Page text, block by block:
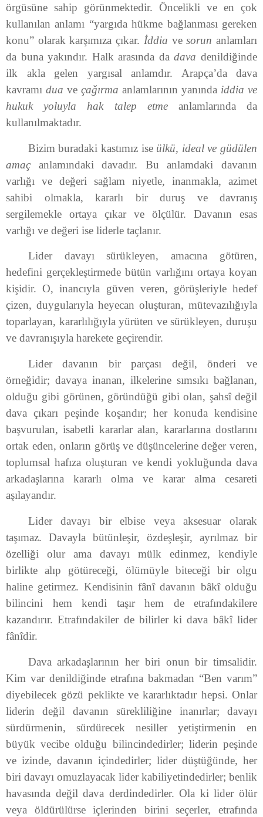
örgüsüne sahip görünmektedir. Öncelikli ve en çok
kullanılan anlamı “yargıda hükme bağlanması gereken
konu” olarak karşımıza çıkar. İddia vesorun anlamları
da buna yakındır. Halk arasında dadava denildiğinde
ilk akla gelen yargısal anlamdır. Arapça’da dava
kavramı dua ve çağırma anlamlarının yanında iddia ve
hukuk yoluyla hak talep etmeanlamlarında da
kullanılmaktadır.
Bizim buradaki kastımız iseülkü, ideal ve güdülen
amaç anlamındaki davadır. Bu anlamdaki davanın
varlığı ve değeri sağlam niyetle, inanmakla, azimet
sahibi olmakla, kararlı bir duruş ve davranış
sergilemekle ortaya çıkar ve ölçülür. Davanın esas
varlığı ve değeri ise liderle taçlanır.
Lider davayı sürükleyen, amacına götüren,
hedefini gerçekleştirmede bütün varlığını ortaya koyan
kişidir. O, inancıyla güven veren, görüşleriyle hedef
çizen, duygularıyla heyecan oluşturan, mütevazılığıyla
toparlayan, kararlılığıyla yürüten ve sürükleyen, duruşu
ve davranışıyla harekete geçirendir.
Lider davanın bir parçası değil, önderi ve
örneğidir; davaya inanan, ilkelerine sımsıkı bağlanan,
olduğu gibi görünen, göründüğü gibi olan, şahsî değil
dava çıkarı peşinde koşandır; her konuda kendisine
başvurulan, isabetli kararlar alan, kararlarına dostlarını
ortak eden, onların görüş ve düşüncelerine değer veren,
toplumsal hafıza oluşturan ve kendi yokluğunda dava
arkadaşlarına kararlı olma ve karar alma cesareti
aşılayandır.
Lider davayı bir elbise veya aksesuar olarak
taşımaz. Davayla bütünleşir, özdeşleşir, ayrılmaz bir
özelliği olur ama davayı mülk edinmez, kendiyle
birlikte alıp götüreceği, ölümüyle biteceği bir olgu
haline getirmez. Kendisinin fânî davanın bâkî olduğu
bilincini hem kendi taşır hem de etrafındakilere
kazandırır. Etrafındakiler de bilirler ki dava bâkî lider
fânîdir.
Dava arkadaşlarının her biri onun bir timsalidir.
Kim var denildiğinde etrafına bakmadan “Ben varım”
diyebilecek gözü peklikte ve kararlıktadır hepsi. Onlar
liderin değil davanın sürekliliğine inanırlar; davayı
sürdürmenin, sürdürecek nesiller yetiştirmenin en
büyük vecibe olduğu bilincindedirler; liderin peşinde
ve izinde, davanın içindedirler; lider düştüğünde, her
biri davayı omuzlayacak lider kabiliyetindedirler; benlik
havasında değil dava derdindedirler. Ola ki lider ölür
veya öldürülürse içlerinden birini seçerler, etrafında